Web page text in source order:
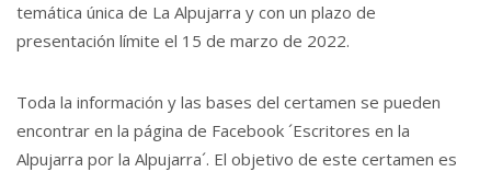
temática única de La Alpujarra y con un plazo de
presentación límite el 15 de marzo de 2022.
Toda la información y las bases del certamen se pueden
encontrar en la página de Facebook ´Escritores en la
Alpujarra por la Alpujarra´. El objetivo de este certamen es